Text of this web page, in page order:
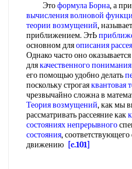
Этоформула Борна, а
вычисления волновой
теории возмущений,
приближением. ЭтЬ
основном дляописания
Однако часто оно
длякачественного понимания
его помощью удобно делать
поскольку строгаяквантовая
чрезвычайно сложна в
Теория возмущений, как мы
рассматривать рассеяние как
состояниях непрерывного
состояния,
движению [c.101]